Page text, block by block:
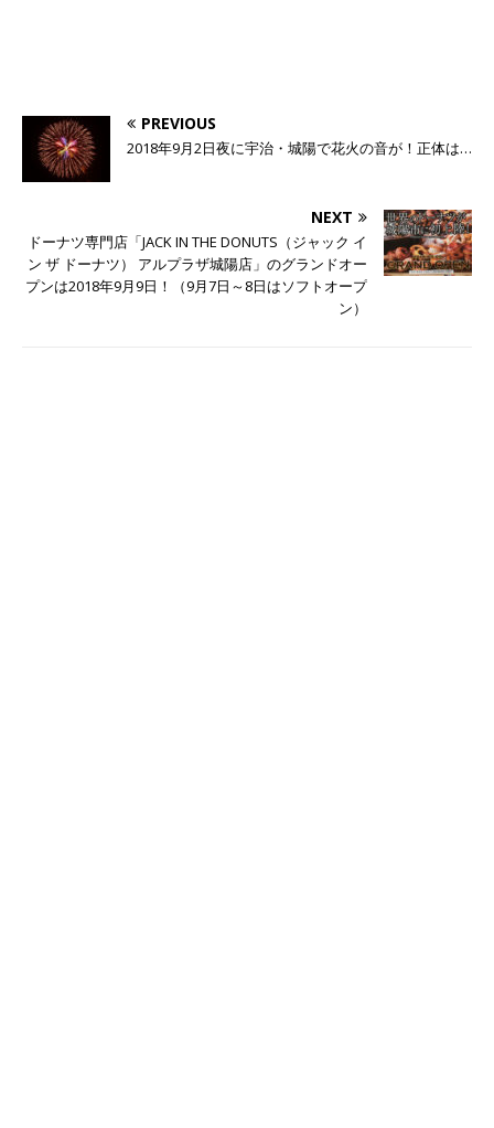
PREVIOUS
2018年9月2日夜に宇治・城陽で花火の音が！正体は…
NEXT
ドーナツ専門店「JACK IN THE DONUTS（ジャック イ
ン ザ ドーナツ） アルプラザ城陽店」のグランドオー
プンは2018年9月9日！（9月7日～8日はソフトオープ
ン）